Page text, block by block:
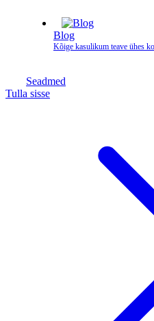
Blog
Kõige kasulikum teave ühes
Seadmed
Tulla sisse